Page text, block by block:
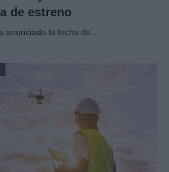
de estreno
anunciado la fecha de…